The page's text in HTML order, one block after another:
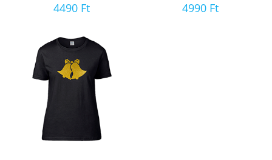
4490 Ft 4990 Ft